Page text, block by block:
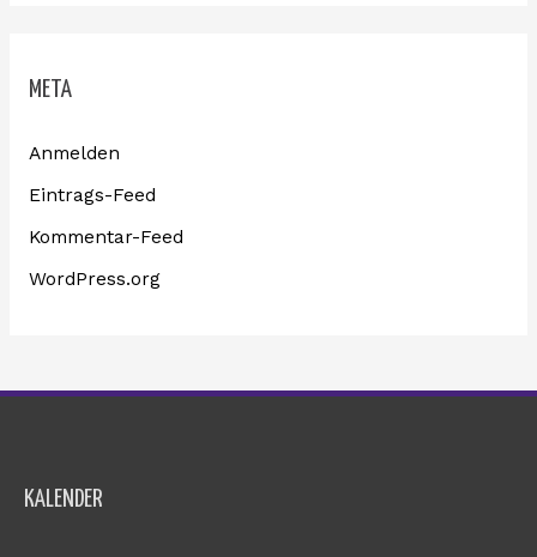
META
Anmelden
Eintrags-Feed
Kommentar-Feed
WordPress.org
KALENDER